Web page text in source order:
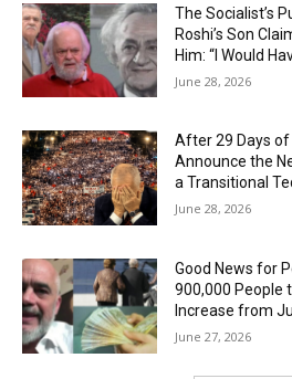
The Socialist’s
Roshi’s Son
Him: “I Would
June 28, 2026
After 29 Days
Announce the
a Transitional
June 28, 2026
Good News for
900,000 People
Increase from
June 27, 2026